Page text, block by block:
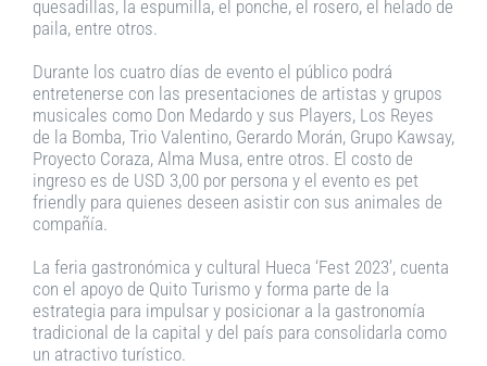
quesadillas, la espumilla, el ponche, el rosero, el helado de
paila, entre otros.
Durante los cuatro días de evento el público podrá
entretenerse con las presentaciones de artistas y grupos
musicales como Don Medardo y sus Players, Los Reyes
de la Bomba, Trio Valentino, Gerardo Morán, Grupo Kawsay,
Proyecto Coraza, Alma Musa, entre otros. El costo de
ingreso es de USD 3,00 por persona y el evento es pet
friendly para quienes deseen asistir con sus animales de
compañía.
La feria gastronómica y cultural Hueca ‘Fest 2023’, cuenta
con el apoyo de Quito Turismo y forma parte de la
estrategia para impulsar y posicionar a la gastronomía
tradicional de la capital y del país para consolidarla como
un atractivo turístico.